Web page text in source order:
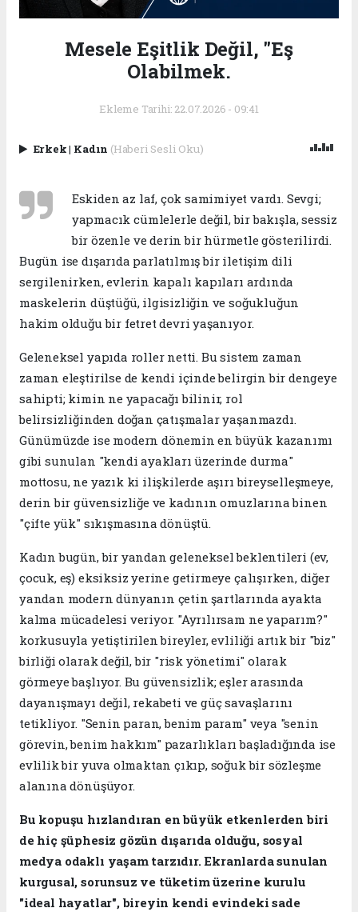
Mesele Eşitlik Değil, "Eş
Olabilmek.
Ekleme Tarihi: 22.07.2026 - 09:41
Erkek| Kadın (Haberi Sesli Oku)
Eskiden az laf, çok samimiyet vardı. Sevgi;
yapmacık cümlelerle değil, bir bakışla, sessiz
bir özenle ve derin bir hürmetle gösterilirdi.
Bugün ise dışarıda parlatılmış bir iletişim dili
sergilenirken, evlerin kapalı kapıları ardında
maskelerin düştüğü, ilgisizliğin ve soğukluğun
hakim olduğu bir fetret devri yaşanıyor.
​Geleneksel yapıda roller netti. Bu sistem zaman
zaman eleştirilse de kendi içinde belirgin bir dengeye
sahipti; kimin ne yapacağı bilinir, rol
belirsizliğinden doğan çatışmalar yaşanmazdı.
Günümüzde ise modern dönemin en büyük kazanımı
gibi sunulan "kendi ayakları üzerinde durma"
mottosu, ne yazık ki ilişkilerde aşırı bireyselleşmeye,
derin bir güvensizliğe ve kadının omuzlarına binen
"çifte yük" sıkışmasına dönüştü.
​Kadın bugün, bir yandan geleneksel beklentileri (ev,
çocuk, eş) eksiksiz yerine getirmeye çalışırken, diğer
yandan modern dünyanın çetin şartlarında ayakta
kalma mücadelesi veriyor. "Ayrılırsam ne yaparım?"
korkusuyla yetiştirilen bireyler, evliliği artık bir "biz"
birliği olarak değil, bir "risk yönetimi" olarak
görmeye başlıyor. Bu güvensizlik; eşler arasında
dayanışmayı değil, rekabeti ve güç savaşlarını
tetikliyor. "Senin paran, benim param" veya "senin
görevin, benim hakkım" pazarlıkları başladığında ise
evlilik bir yuva olmaktan çıkıp, soğuk bir sözleşme
alanına dönüşüyor.
Bu kopuşu hızlandıran en büyük etkenlerden biri
de hiç şüphesiz gözün dışarıda olduğu, sosyal
medya odaklı yaşam tarzıdır. Ekranlarda sunulan
kurgusal, sorunsuz ve tüketim üzerine kurulu
"ideal hayatlar", bireyin kendi evindeki sade